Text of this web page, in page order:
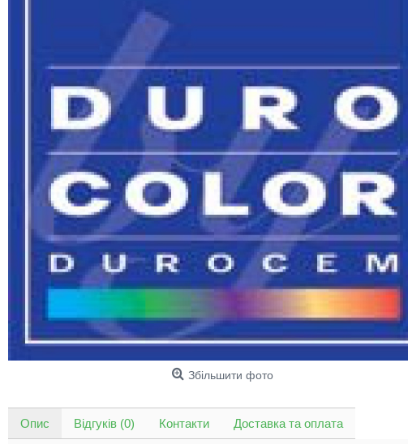
Збільшити фото
Опис Відгуків (0) Контакти Доставка та оплата